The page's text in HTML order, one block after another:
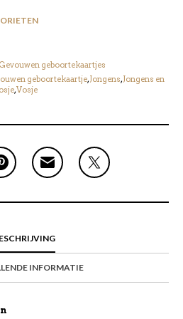
Gevouwen geboortekaartjes
geboortekaartje,Jongens,Jongens en
,Vosje
INFORMATIE